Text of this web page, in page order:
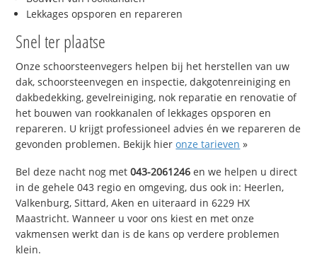
Lekkages opsporen en repareren
Snel ter plaatse
Onze schoorsteenvegers helpen bij het herstellen van uw
dak, schoorsteenvegen en inspectie, dakgotenreiniging en
dakbedekking, gevelreiniging, nok reparatie en renovatie of
het bouwen van rookkanalen of lekkages opsporen en
repareren. U krijgt professioneel advies én we repareren de
gevonden problemen. Bekijk hieronze tarieven »
Bel deze nacht nog met043-2061246 en we helpen u direct
in de gehele 043 regio en omgeving, dus ook in: Heerlen,
Valkenburg, Sittard, Aken en uiteraard in 6229 HX
Maastricht. Wanneer u voor ons kiest en met onze
vakmensen werkt dan is de kans op verdere problemen
klein.